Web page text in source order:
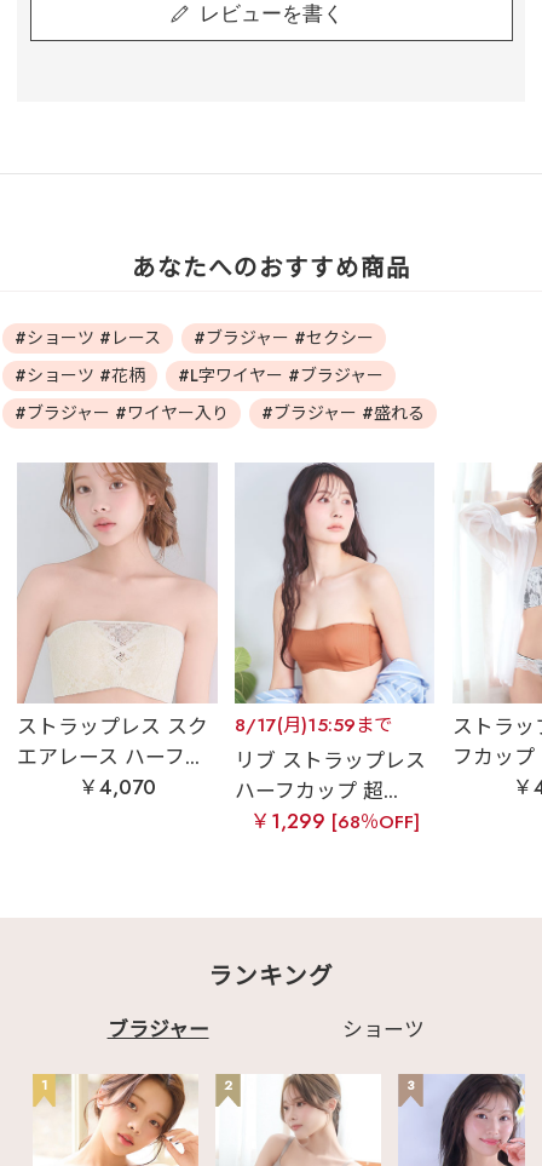
レビューを書く
あなたへのおすすめ商品
#ショーツ #レース
#ブラジャー #セクシー
#ショーツ #花柄
#L字ワイヤー #ブラジャー
#ブラジャー #ワイヤー入り
#ブラジャー #盛れる
ストラップレス スク
エアレース ハーフ...
￥4,070
8/17(月)15:59まで
リブ ストラップレス
ハーフカップ 超...
￥1,299 [68％OFF]
ストラ
フカップ
ランキング
ブラジャー ショーツ
1 2 3